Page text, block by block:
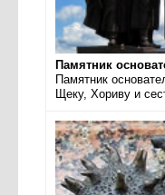
Памятник
Памятник
Щеку, Хориву и